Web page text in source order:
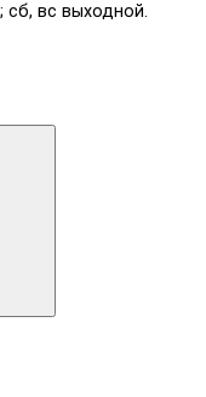
сб, вс выходной.